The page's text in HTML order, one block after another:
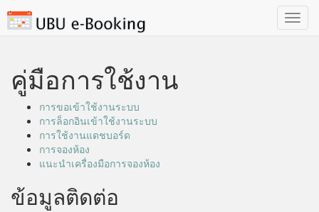
คู่มือการใช้งาน
การขอเข้าใช้งานระบบ
การล็อกอินเข้าใช้งานระบบ
การใช้งานแดชบอร์ด
การจองห้อง
แนะนำเครื่องมือการจองห้อง
ข้อมูลติดต่อ